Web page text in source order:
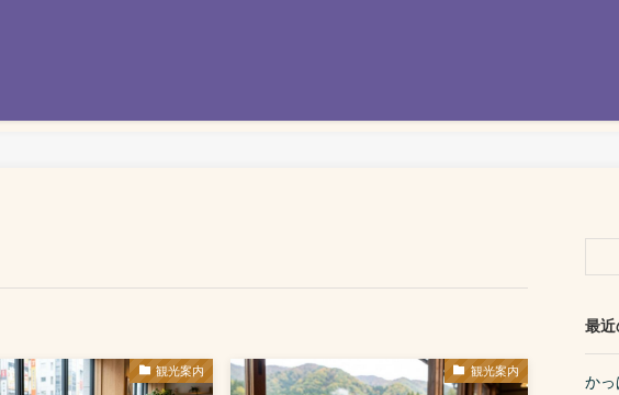
観光案内 観光案内
最近
かっ